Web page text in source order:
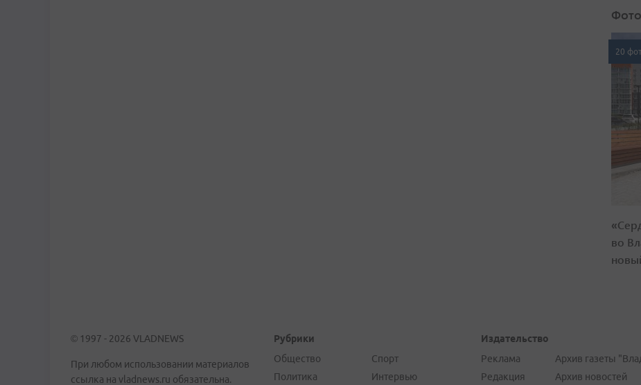
20
во
© 1997 - 2026 VLADNEWS
При любом использовании материалов
ссылка на vladnews.ru обязательна.
Рубрики
Общество
Политика
Спорт
Интервью
Издательство
Реклама
Редакция
Архив газеты
Архив новостей